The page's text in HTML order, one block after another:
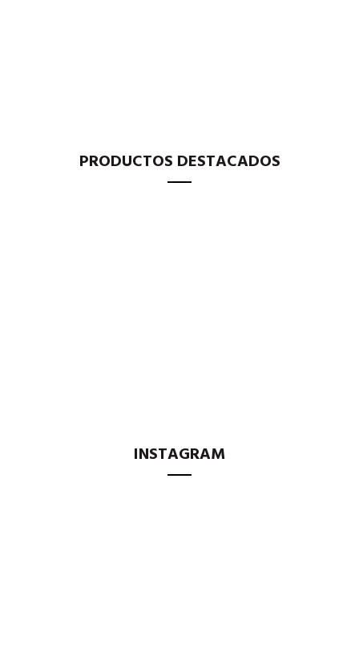
PRODUCTOS DESTACADOS
INSTAGRAM